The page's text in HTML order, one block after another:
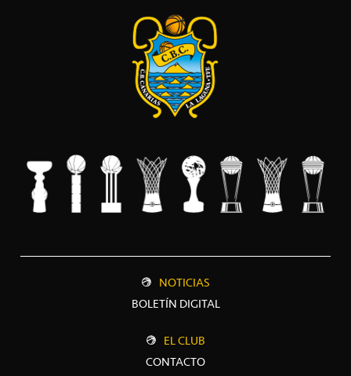
NOTICIAS
BOLETÍN DIGITAL
EL CLUB
CONTACTO